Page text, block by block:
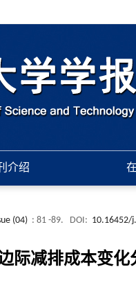
介绍
(04) : 81 -89. DOI: 10.16452/
际减排成本变化